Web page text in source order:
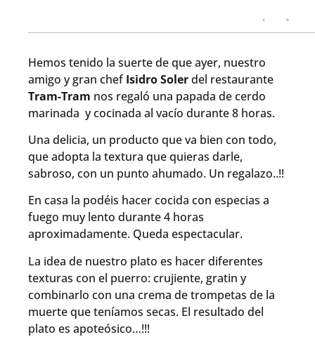
Hemos tenido la suerte de que ayer, nuestro
amigo y gran chefIsidro Solerdel restaurante
Tram-Tram nos regaló una papada de cerdo
marinada y cocinada al vacío durante 8 horas.
Una delicia, un producto que va bien con todo,
que adopta la textura que quieras darle,
sabroso, con un punto ahumado. Un regalazo..!!
En casa la podéis hacer cocida con especias a
fuego muy lento durante 4 horas
aproximadamente. Queda espectacular.
La idea de nuestro plato es hacer diferentes
texturas con el puerro: crujiente, gratin y
combinarlo con una crema de trompetas de la
muerte que teníamos secas. El resultado del
plato es apoteósico…!!!